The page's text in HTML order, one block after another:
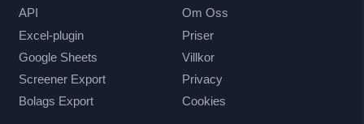
API
Excel-plugin
Google Sheets
Screener Export
Bolags Export
Om Oss
Priser
Villkor
Privacy
Cookies